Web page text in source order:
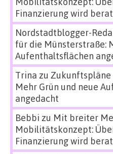
Finanzierung wird
Nordstadtblogger-
für die Münsterstraße:
Aufenthaltsflächen
Trina zu
Mehr Grün und neue
angedacht
Bebbi zu Mit breiter
Mobilitätskonzept:
Finanzierung wird